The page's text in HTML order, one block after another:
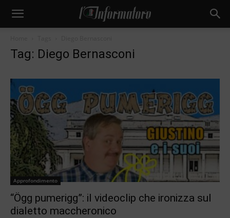
Tag: Diego Bernasconi
Approfondimento
“Ögg pumerigg”: il videoclip che ironizza sul
dialetto maccheronico